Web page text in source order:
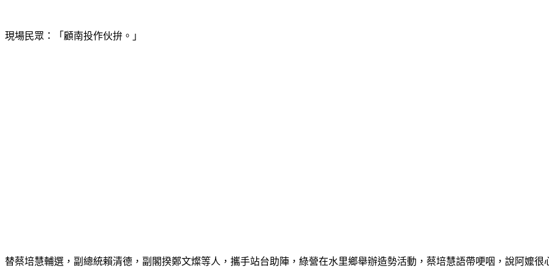
現場民眾：「顧南投作伙拚。」
替蔡培慧輔選，副總統賴清德，副閣揆鄭文燦等人，攜手站台助陣，綠營在水里鄉舉辦造勢活動，蔡培慧語帶哽咽，說阿嬤很